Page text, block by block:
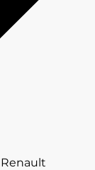
Renault